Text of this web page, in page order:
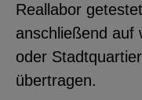
Reallabor
anschließend auf
oder
übertragen.